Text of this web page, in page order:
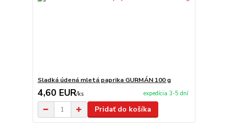
Sladká údená mletá paprika GURMÁN 100 g
4,60 EUR/ks expedícia 3-5 dní
Pridať do košíka